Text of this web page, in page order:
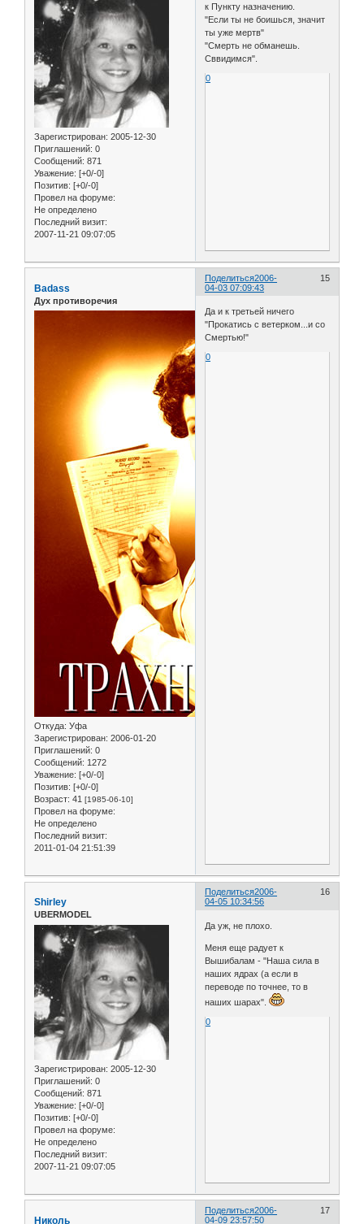
Зарегистрирован: 2005-12-30
Приглашений: 0
Сообщений: 871
Уважение: [+0/-0]
Позитив: [+0/-0]
Провел на форуме:
Не определено
Последний визит:
2007-11-21 09:07:05
к Пункту назначению.
"Если ты не боишься, значит
ты уже мертв"
"Смерть не обманешь.
Сввидимся".
0
Поделиться 15
2006-
04-03 07:09:43
Badass
Дух противоречия
Откуда: Уфа
Зарегистрирован: 2006-01-20
Приглашений: 0
Сообщений: 1272
Уважение: [+0/-0]
Позитив: [+0/-0]
Возраст: 41 [1985-06-10]
Провел на форуме:
Не определено
Последний визит:
2011-01-04 21:51:39
Да и к третьей ничего
"Прокатись с ветерком...и со
Смертью!"
0
Поделиться 16
2006-
04-05 10:34:56
Shirley
UBERMODEL
Зарегистрирован: 2005-12-30
Приглашений: 0
Сообщений: 871
Уважение: [+0/-0]
Позитив: [+0/-0]
Провел на форуме:
Не определено
Последний визит:
2007-11-21 09:07:05
Да уж, не плохо.
Меня еще радует к
Вышибалам - "Наша сила в
наших ядрах (а если в
переводе по точнее, то в
наших шарах".
0
Поделиться 17
2006-
04-09 23:57:50
Николь